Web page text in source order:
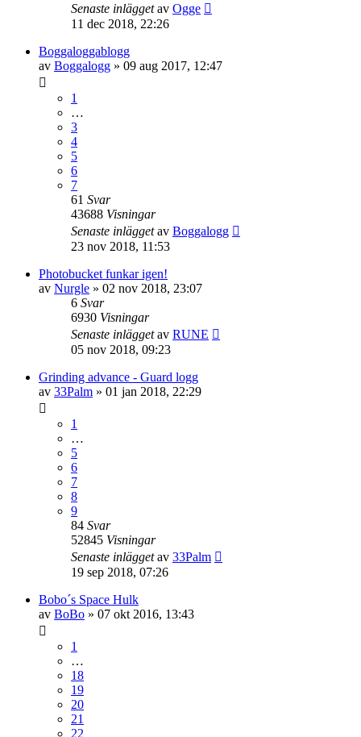
Senaste inläggetav Ogge
11 dec 2018, 22:26
Boggaloggablogg
av Boggalogg » 09 aug 2017, 12:47
1
…
3
4
5
6
7
61 Svar
43688 Visningar
Senaste inläggetav Boggalogg
23 nov 2018, 11:53
Photobucket funkar igen!
av Nurgle » 02 nov 2018, 23:07
6 Svar
6930 Visningar
Senaste inläggetav RUNE
05 nov 2018, 09:23
Grinding advance - Guard logg
av 33Palm » 01 jan 2018, 22:29
1
…
5
6
7
8
9
84 Svar
52845 Visningar
Senaste inläggetav 33Palm
19 sep 2018, 07:26
Bobo´s Space Hulk
av BoBo » 07 okt 2016, 13:43
1
…
18
19
20
21
22